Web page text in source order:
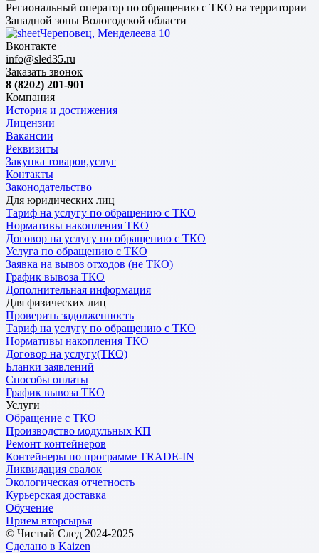
Региональный оператор по обращению с ТКО на территории
Западной зоны Вологодской области
Череповец, Менделеева 10
Вконтакте
info@sled35.ru
Заказать звонок
8 (8202) 201-901
Компания
История и достижения
Лицензии
Вакансии
Реквизиты
Закупка товаров,услуг
Контакты
Законодательство
Для юридических лиц
Тариф на услугу по обращению с ТКО
Нормативы накопления ТКО
Договор на услугу по обращению с ТКО
Услуга по обращению с ТКО
Заявка на вывоз отходов (не ТКО)
График вывоза ТКО
Дополнительная информация
Для физических лиц
Проверить задолженность
Тариф на услугу по обращению с ТКО
Нормативы накопления ТКО
Договор на услугу(ТКО)
Бланки заявлений
Способы оплаты
График вывоза ТКО
Услуги
Обращение с ТКО
Производство модульных КП
Ремонт контейнеров
Контейнеры по программе TRADE-IN
Ликвидация свалок
Экологическая отчетность
Курьерская доставка
Обучение
Прием вторсырья
© Чистый След 2024-2025
Сделано в Kaizen